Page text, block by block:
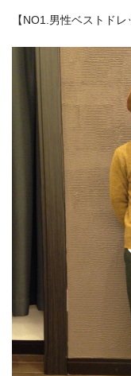
【NO1.男性ベストドレ